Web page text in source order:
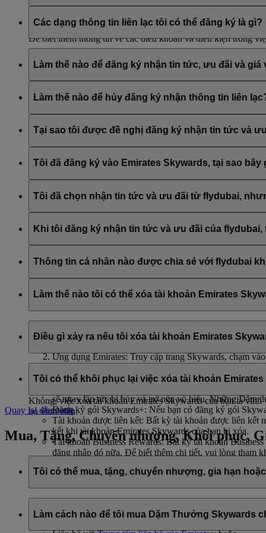
Bạn có thể chỉ định điều phối viên chuyến bay bằng cách liên
Để biết thêm thông tin về các điều khoản và điều kiện trong
Điều phối viên du lịch không được hưởng bất kỳ đặc quyền
Các dạng thông tin liên lạc tôi có thể đăng ký là gì?
Tin tức và ưu đãi của Emirates Skywards
tin tức và ưu đãi từ flydubai
Làm thế nào để đăng ký nhận tin tức, ưu đãi và giá
Bạn có thể đăng ký nhận tin tức và ưu đãi từ Emirates,
của bạn và vào mục ‘Quản lý đăng ký email’. Bạn cũng có
Làm thế nào để hủy đăng ký nhận thông tin liên
Bạn có thể hủy đăng ký bất cứ lúc nào thông qua liên kết
liên hệ với Emirates hoặc flydubai qua mục Trò chuyện trực
Tại sao tôi được đề nghị đăng ký nhận tin tức và
Emirates Skywards là chương trình khách hàng thân thiết
Tôi đã đăng ký vào Emirates Skywards, tại sao
Tại thời điểm đăng ký vào Emirates Skywards, bạn được
cập nhật tương ứng.
Tôi đã chọn nhận tin tức và ưu đãi từ flydubai,
Điều này có nghĩa là địa chỉ email bạn đã sử dụng được liên
lòng đăng nhập vào tài khoản Emirates Skywards của bạn và
Khi tôi đăng ký nhận tin tức và ưu đãi của
Bạn cũng sẽ nhận được tất cả các tin tức và ưu đãi của
Thông tin cá nhân nào được chia sẻ với flydubai
Tên và địa chỉ email của bạn sẽ được chia sẻ với flydubai để
Làm thế nào tôi có thể xóa tài khoản Emirates
Ứng dụng Emirates: Truy cập trang Skywards, chạm
: Hãy trò chuyện với đội ngũ nhân
Điều gì xảy ra nếu tôi xóa tài khoản Emirates
Nếu bạn chọn xóa tài khoản Emirates Skywards hoặc chấm
Dặm thưởng Skywards và phần thưởng chưa sử dụng:
sẽ ngay lập tức bị hủy và trở nên vô hiệu. Những Dặm
Đăng ký gói Skywards+: Nếu bạn có đăng ký gói
Tài khoản được liên kết: Bất kỳ tài khoản được liên kết
kết khi tài khoản Emirates Skywards của bạn bị xóa.
Tài khoản Business Rewards: Bất kỳ tài khoản
đăng nhập đó nữa. Để biết thêm chi tiết, vui lòng tham
Tôi có thể khôi phục lại việc xóa tài khoản
Không, việc xóa tài khoản Emirates Skywards của bạn là
bỏ vĩnh viễn.
Quay lại đầu trang
Mua, Tặng, Chuyển nhượng, Khôi phục,
Tôi có thể mua, tặng, chuyển nhượng, gia hạn
Làm cách nào để tôi mua Dặm Thưởng Skywards